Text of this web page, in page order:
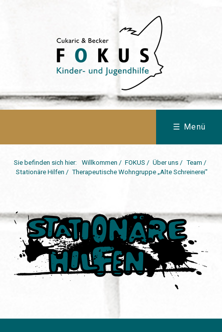
☰ Menü
Sie befinden sich hier: Willkommen / FOKUS / Über uns / Team /
Stationäre Hilfen / Therapeutische Wohngruppe „Alte Schreinerei"